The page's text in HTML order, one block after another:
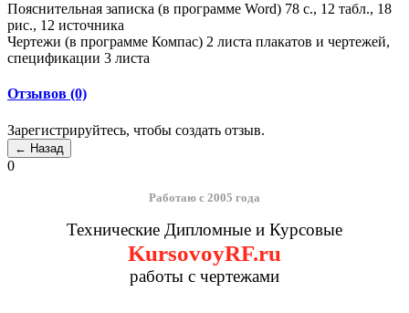
Пояснительная записка (в программе Word) 78 с., 12 табл., 18
рис., 12 источника
Чертежи (в программе Компас) 2 листа плакатов и чертежей,
спецификации 3 листа
Отзывов (0)
Зарегистрируйтесь, чтобы создать отзыв.
0
Работаю с 2005 года
Технические Дипломные и Курсовые
KursovoyRF.ru
работы с чертежами